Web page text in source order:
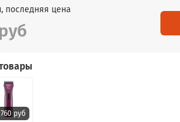
последняя цена
руб